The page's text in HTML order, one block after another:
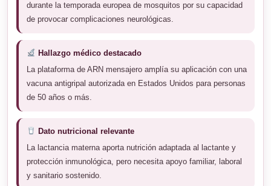
durante la temporada europea de mosquitos por su capacidad
de provocar complicaciones neurológicas.
Hallazgo médico destacado
La plataforma de ARN mensajero amplía su aplicación con una
vacuna antigripal autorizada en Estados Unidos para personas
de 50 años o más.
Dato nutricional relevante
La lactancia materna aporta nutrición adaptada al lactante y
protección inmunológica, pero necesita apoyo familiar, laboral
y sanitario sostenido.